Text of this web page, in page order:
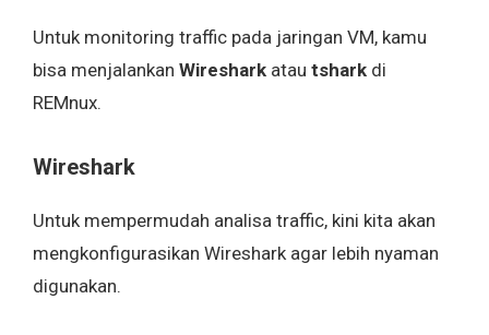
Untuk monitoring traffic pada jaringan VM, kamu
bisa menjalankan Wireshark atau tshark di
REMnux.
Wireshark
Untuk mempermudah analisa traffic, kini kita akan
mengkonfigurasikan Wireshark agar lebih nyaman
digunakan.